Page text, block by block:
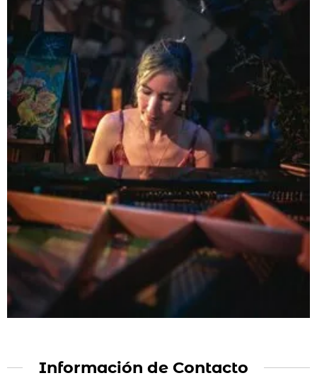
Información de Contacto